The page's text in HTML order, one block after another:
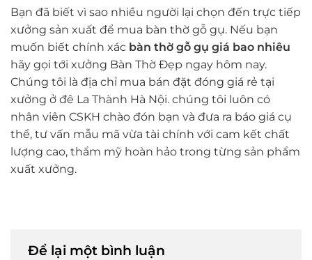
Bạn đã biết vì sao nhiều người lại chọn đến trực tiếp
xưởng sản xuất để mua bàn thờ gỗ gụ. Nếu bạn
muốn biết chính xác bàn thờ gỗ gụ giá bao nhiêu
hãy gọi tới xưởng Bàn Thờ Đẹp ngay hôm nay.
Chúng tôi là địa chỉ mua bán đặt đóng giá rẻ tại
xưởng ở đê La Thành Hà Nội. chúng tôi luôn có
nhân viên CSKH chào đón bạn và đưa ra báo giá cụ
thể, tư vấn mẫu mã vừa tài chính với cam kết chất
lượng cao, thẩm mỹ hoàn hảo trong từng sản phẩm
xuất xưởng.
Để lại một bình luận